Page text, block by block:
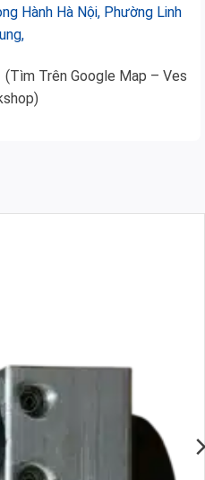
Hành Hà Nội, Phường Linh
Trên Google Map – Ves